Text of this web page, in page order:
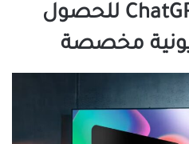
كيفية استخدام ChatGPT للحصول
مخصصة